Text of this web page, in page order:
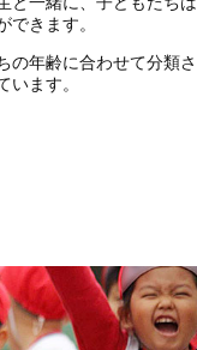
きます。
の年齢に合わせて分類さ
ます。